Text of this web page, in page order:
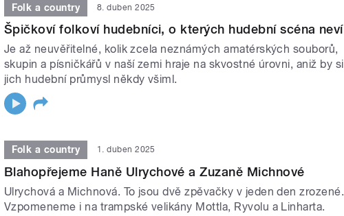
Folk a country 8. duben 2025
Špičkoví folkoví hudebníci, o kterých hudební scéna neví
Je až neuvěřitelné, kolik zcela neznámých amatérských souborů,
skupin a písničkářů v naší zemi hraje na skvostné úrovni, aniž by si
jich hudební průmysl někdy všiml.
Folk a country 1. duben 2025
Blahopřejeme Haně Ulrychové a Zuzaně Michnové
Ulrychová a Michnová. To jsou dvě zpěvačky v jeden den zrozené.
Vzpomeneme i na trampské velikány Mottla, Ryvolu a Linharta.